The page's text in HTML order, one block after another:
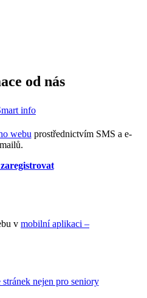
od nás
webu prostřednictvím SMS a e-
mailů.
v mobilní aplikaci –
nejen pro seniory